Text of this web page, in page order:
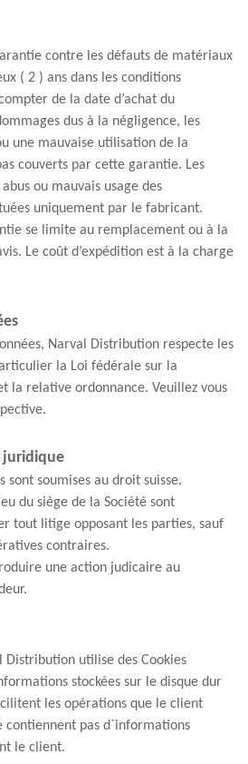
contre les défauts de matériaux
( 2 ) ans dans les conditions
de la date d’achat du
dus à la négligence, les
une mauvaise utilisation de la
couverts par cette garantie. Les
ou mauvais usage des
uniquement par le fabricant.
se limite au remplacement ou à la
Le coût d’expédition est à la charge
Narval Distribution respecte les
la Loi fédérale sur la
la relative ordonnance. Veuillez vous
juridique
sont soumises au droit suisse.
du siège de la Société sont
tout litige opposant les parties, sauf
contraires.
une action judicaire au
Distribution utilise des Cookies
stockées sur le disque dur
les opérations que le client
contiennent pas d`informations
le client.